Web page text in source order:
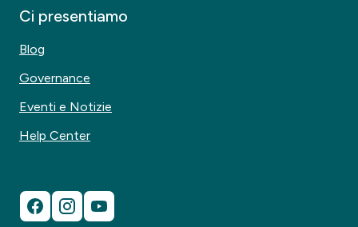
Ci presentiamo
Blog
Governance
Eventi e Notizie
Help Center